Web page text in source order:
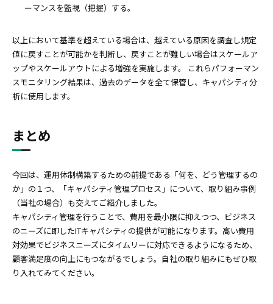
ーマンスを監視（把握）する。
以上において基準を超えている場合は、越えている原因を調査し規定
値に戻すことが可能かを判断し、戻すことが難しい場合はスケールア
ップやスケールアウトによる増強を実施します。 これらパフォーマン
スモニタリング結果は、過去のデータを全て保管し、キャパシティ分
析に使用します。
まとめ
今回は、運用体制構築するための前提である「何を、どう管理するの
か」の１つ、「キャパシティ管理プロセス」について、取り組み事例
（当社の場合）も交えてご紹介しました。
キャパシティ管理を行うことで、費用を最小限に抑えつつ、ビジネス
のニーズに即したITキャパシティの提供が可能になります。高い費用
対効果でビジネスニーズにタイムリーに対応できるようになるため、
顧客満足度の向上にもつながるでしょう。自社の取り組みにもぜひ取
り入れてみてください。